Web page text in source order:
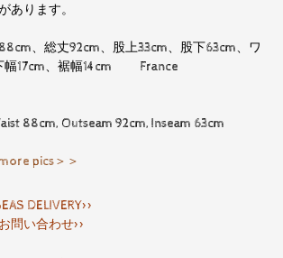
あります。
、総丈92cm、股上33cm、股下63cm、ワ
幅17cm、裾幅14cm France
88cm, Outseam 92cm, Inseam 63cm
pics＞＞
DELIVERY>>
問い合わせ>>